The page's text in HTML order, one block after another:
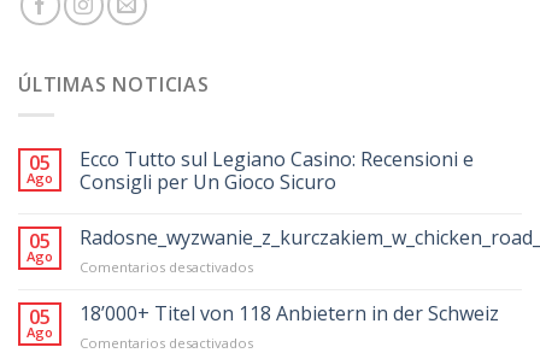
ÚLTIMAS NOTICIAS
05
Ago
Ecco Tutto sul Legiano Casino: Recensioni e
Consigli per Un Gioco Sicuro
05
Ago
Comentarios desactivadosen
05
Ago
18’000+ Titel von 118 Anbietern in der Schweiz
Comentarios desactivadosen